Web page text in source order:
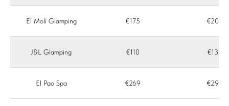
El Molí Glamping €175 €200
J&L Glamping €110 €130
El Pao Spa €269 €298